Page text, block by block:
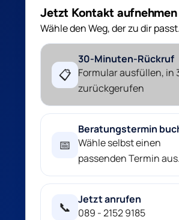
Jetzt Kontakt aufnehmen
Wähle den Weg, der zu dir passt.
📋
30-Minuten-Rückruf
Formular ausfüllen, in
zurückgerufen
📅
Beratungstermin
Wähle selbst einen
passenden Termin aus.
📞
Jetzt anrufen
089 - 2152 9185